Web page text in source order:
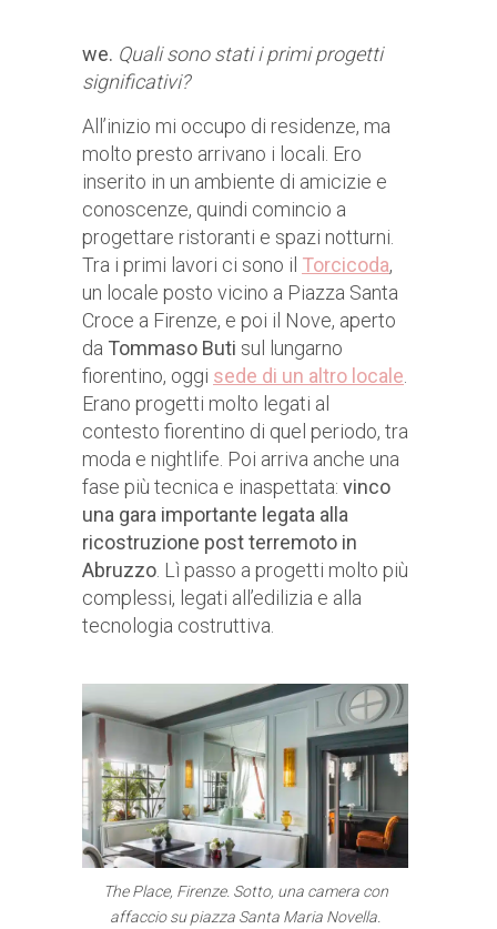
we. Quali sono stati i primi progetti
significativi?
All’inizio mi occupo di residenze, ma
molto presto arrivano i locali. Ero
inserito in un ambiente di amicizie e
conoscenze, quindi comincio a
progettare ristoranti e spazi notturni.
Tra i primi lavori ci sono il Torcicoda,
un locale posto vicino a Piazza Santa
Croce a Firenze, e poi il Nove, aperto
da Tommaso Buti sul lungarno
fiorentino, oggi sede di un altro locale.
Erano progetti molto legati al
contesto fiorentino di quel periodo, tra
moda e nightlife. Poi arriva anche una
fase più tecnica e inaspettata: vinco
una gara importante legata alla
ricostruzione post terremoto in
Abruzzo. Lì passo a progetti molto più
complessi, legati all’edilizia e alla
tecnologia costruttiva.
The Place, Firenze. Sotto, una camera con
affaccio su piazza Santa Maria Novella.